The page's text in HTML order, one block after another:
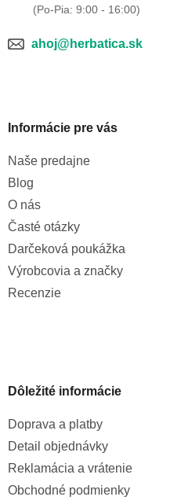
ahoj@herbatica.sk
Informácie pre vás
Naše predajne
Blog
O nás
Časté otázky
Darčeková poukážka
Výrobcovia a značky
Recenzie
Dôležité informácie
Doprava a platby
Detail objednávky
Reklamácia a vrátenie
Obchodné podmienky